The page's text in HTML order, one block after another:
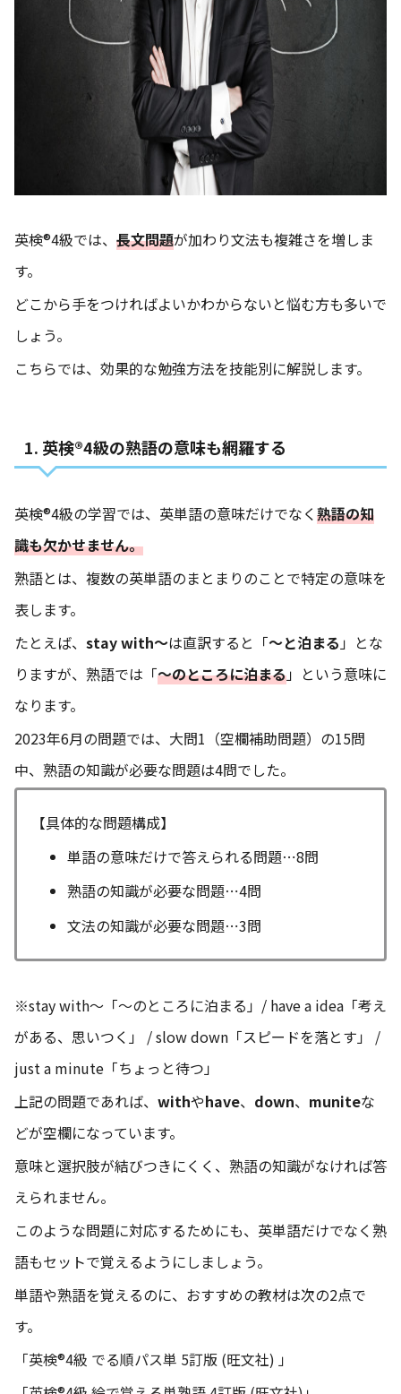
英検®4級では、 長文問題が加わり文法も複雑さを増しま
す。
どこから手をつければよいかわからないと悩む方も多いで
しょう。
こちらでは、効果的な勉強方法を技能別に解説します。
1. 英検®4級の熟語の意味も網羅する
英検®4級の学習では、英単語の意味だけでなく熟語の知
識も欠かせません。
熟語とは、複数の英単語のまとまりのことで特定の意味を
表します。
たとえば、 stay with〜は直訳すると「〜と泊まる」とな
りますが、熟語では「〜のところに泊まる」という意味に
なります。
2023年6月の問題では、大問1（空欄補助問題）の15問
中、熟語の知識が必要な問題は4問でした。
【具体的な問題構成】
単語の意味だけで答えられる問題⋯8問
熟語の知識が必要な問題⋯4問
文法の知識が必要な問題⋯3問
※stay with〜「〜のところに泊まる」/ have a idea「考え
がある、思いつく」 / slow down「スピードを落とす」 /
just a minute「ちょっと待つ」
上記の問題であれば、 withやhave、 down、 muniteな
どが空欄になっています。
意味と選択肢が結びつきにくく、熟語の知識がなければ答
えられません。
このような問題に対応するためにも、英単語だけでなく熟
語もセットで覚えるようにしましょう。
単語や熟語を覚えるのに、おすすめの教材は次の2点で
す。
「英検®4級 でる順パス単 5訂版 (旺文社) 」